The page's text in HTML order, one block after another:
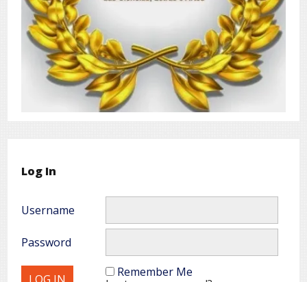
Log In
Username
Password
Remember Me